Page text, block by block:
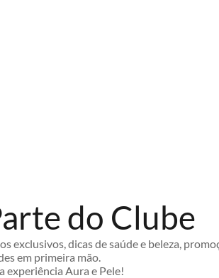
do Clube
exclusivos, dicas de saúde e beleza,
em primeira mão.
experiência Aura e Pele!